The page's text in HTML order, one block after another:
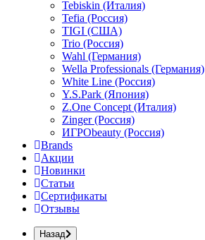
Tebiskin (Италия)
Tefia (Россия)
TIGI (США)
Trio (Россия)
Wahl (Германия)
Wella Professionals (Германия)
White Line (Россия)
Y.S.Park (Япония)
Z.One Concept (Италия)
Zinger (Россия)
ИГРОbeauty (Россия)
Brands
Акции
Новинки
Статьи
Сертификаты
Отзывы
Назад